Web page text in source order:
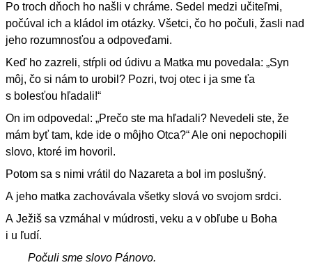
Po troch dňoch ho našli v chráme. Sedel medzi učiteľmi,
počúval ich a kládol im otázky. Všetci, čo ho počuli, žasli nad
jeho rozumnosťou a odpoveďami.
Keď ho zazreli, stŕpli od údivu a Matka mu povedala: „Syn
môj, čo si nám to urobil? Pozri, tvoj otec i ja sme ťa
s bolesťou hľadali!“
On im odpovedal: „Prečo ste ma hľadali? Nevedeli ste, že
mám byť tam, kde ide o môjho Otca?“ Ale oni nepochopili
slovo, ktoré im hovoril.
Potom sa s nimi vrátil do Nazareta a bol im poslušný.
A jeho matka zachovávala všetky slová vo svojom srdci.
A Ježiš sa vzmáhal v múdrosti, veku a v obľube u Boha
i u ľudí.
Počuli sme slovo Pánovo.